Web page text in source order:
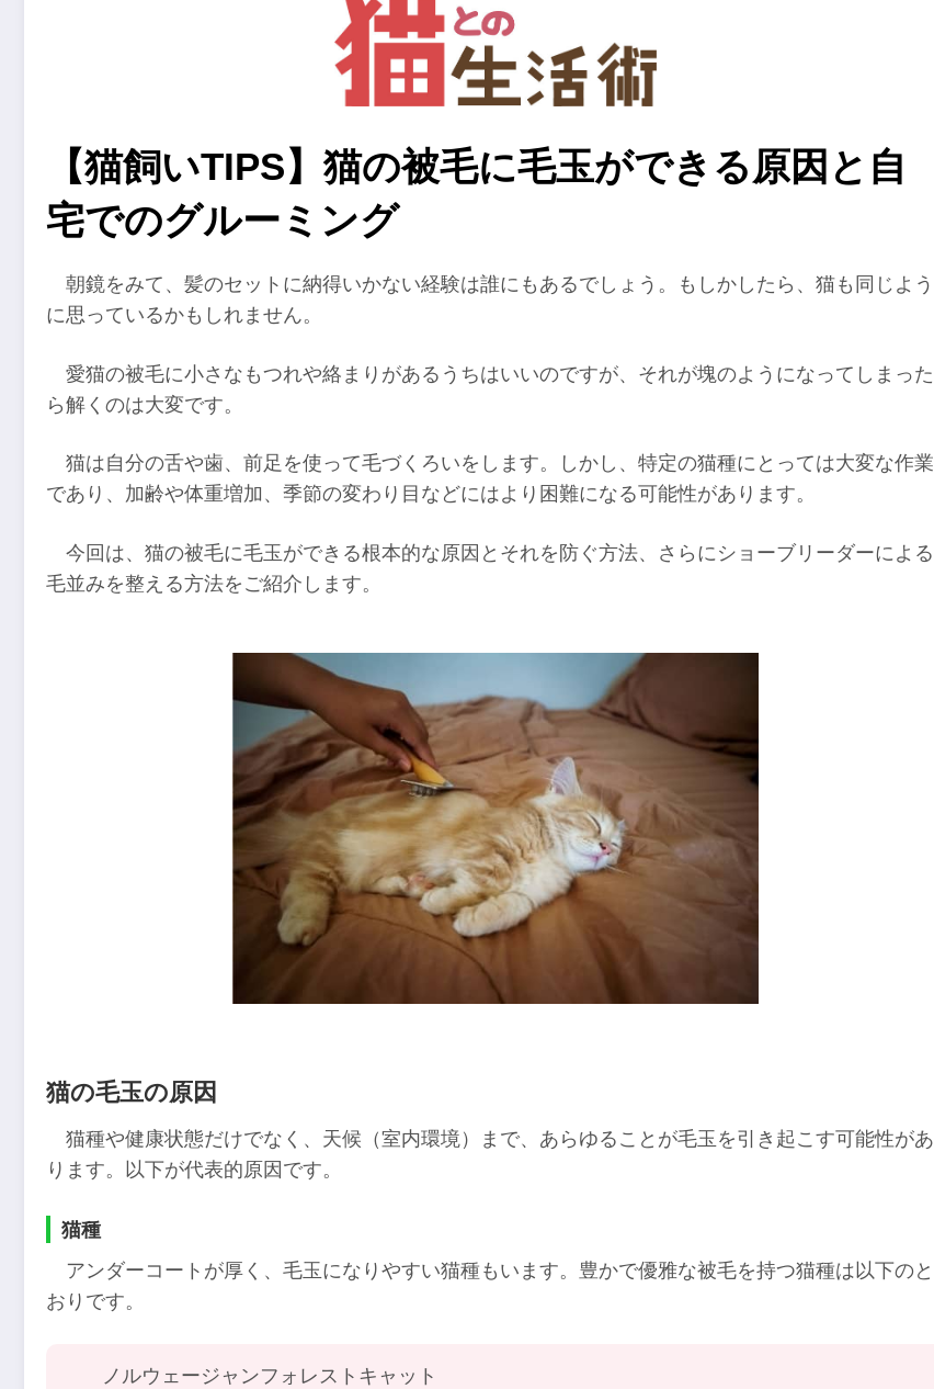
【猫飼いTIPS】猫の被毛に毛玉ができる原因と自
宅でのグルーミング
朝鏡をみて、髪のセットに納得いかない経験は誰にもあるでしょう。もしかしたら、猫も同じよう
に思っているかもしれません。
愛猫の被毛に小さなもつれや絡まりがあるうちはいいのですが、それが塊のようになってしまった
ら解くのは大変です。
猫は自分の舌や歯、前足を使って毛づくろいをします。しかし、特定の猫種にとっては大変な作業
であり、加齢や体重増加、季節の変わり目などにはより困難になる可能性があります。
今回は、猫の被毛に毛玉ができる根本的な原因とそれを防ぐ方法、さらにショーブリーダーによる
毛並みを整える方法をご紹介します。
猫の毛玉の原因
猫種や健康状態だけでなく、天候（室内環境）まで、あらゆることが毛玉を引き起こす可能性があ
ります。以下が代表的原因です。
猫種
アンダーコートが厚く、毛玉になりやすい猫種もいます。豊かで優雅な被毛を持つ猫種は以下のと
おりです。
ノルウェージャンフォレストキャット